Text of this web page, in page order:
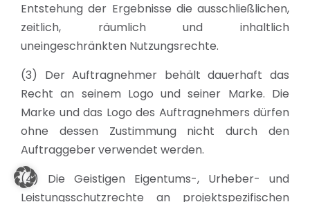
Entstehung der Ergebnisse die ausschließlichen,
zeitlich, räumlich und inhaltlich
uneingeschränkten Nutzungsrechte.
(3) Der Auftragnehmer behält dauerhaft das
Recht an seinem Logo und seiner Marke. Die
Marke und das Logo des Auftragnehmers dürfen
ohne dessen Zustimmung nicht durch den
Auftraggeber verwendet werden.
(4) Die Geistigen Eigentums-, Urheber- und
Leistungsschutzrechte an projektspezifischen